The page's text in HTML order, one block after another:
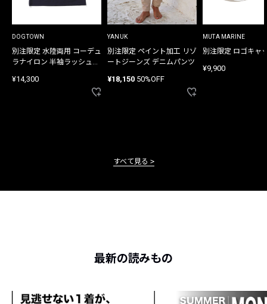
DOGTOWN
別注限定 水陸両用 コーデュ
ラナイロン 半袖ラッシュガ
¥14,300
YANUK
別注限定 ペイント加工 リゾ
ートジーンズ デニムパンツ
¥18,150 50%OFF
MUTA MARINE
別注限定 ロゴキャ
¥9,900
すべて見る
最新の読みもの